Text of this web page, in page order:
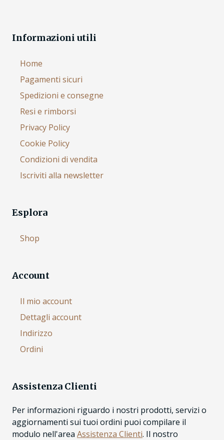
Informazioni utili
Home
Pagamenti sicuri
Spedizioni e consegne
Resi e rimborsi
Privacy Policy
Cookie Policy
Condizioni di vendita
Iscriviti alla newsletter
Esplora
Shop
Account
Il mio account
Dettagli account
Indirizzo
Ordini
Assistenza Clienti
Per informazioni riguardo i nostri prodotti, servizi o
aggiornamenti sui tuoi ordini puoi compilare il
modulo nell'area Assistenza Clienti. Il nostro